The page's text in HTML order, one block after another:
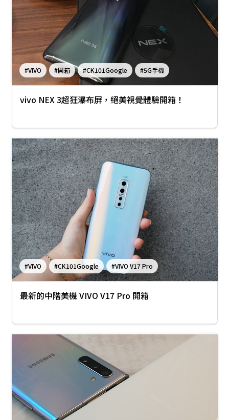
#VIVO #開箱 #CK101Google
#5G手機
#vivo NEX 3
vivo NEX 3超狂瀑布屏，絕美視覺體驗開箱！
#VIVO #CK101Google #VIVO V17 Pro
最新的中階美機 VIVO V17 Pro 開箱